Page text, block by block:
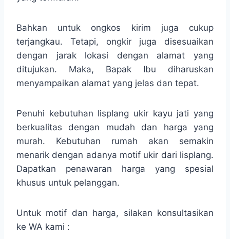
Bahkan untuk ongkos kirim juga cukup
terjangkau. Tetapi, ongkir juga disesuaikan
dengan jarak lokasi dengan alamat yang
ditujukan. Maka, Bapak Ibu diharuskan
menyampaikan alamat yang jelas dan tepat.
Penuhi kebutuhan lisplang ukir kayu jati yang
berkualitas dengan mudah dan harga yang
murah. Kebutuhan rumah akan semakin
menarik dengan adanya motif ukir dari lisplang.
Dapatkan penawaran harga yang spesial
khusus untuk pelanggan.
Untuk motif dan harga, silakan konsultasikan
ke WA kami :